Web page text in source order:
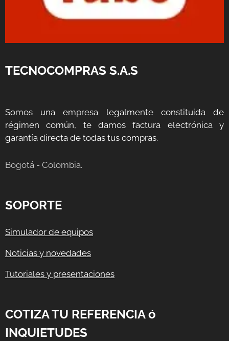
TECNOCOMPRAS S.A.S
Somos una empresa legalmente constituida de
régimen común, te damos factura electrónica y
garantía directa de todas tus compras.
Bogotá - Colombia.
SOPORTE
Simulador de equipos
Noticias y novedades
Tutoriales y presentaciones
COTIZA TU REFERENCIA ó
INQUIETUDES